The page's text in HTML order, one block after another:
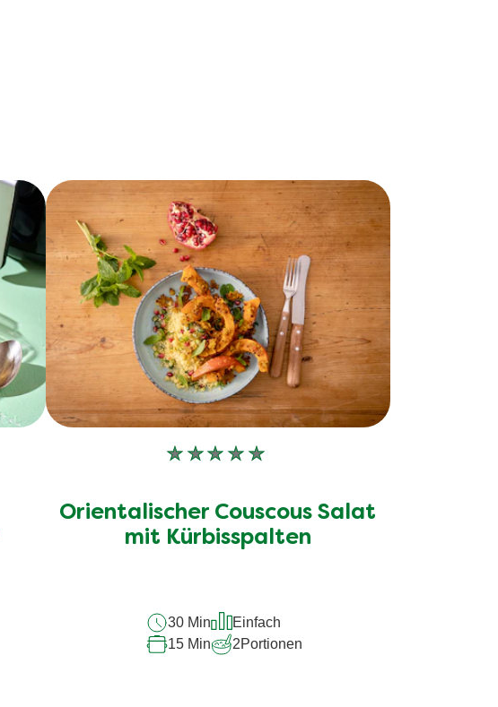
Keine
dieses
recipe
abgegeben
Orientalischer Couscous Salat
mit Kürbisspalten
30 Min
Einfach
15 Min
2Portionen